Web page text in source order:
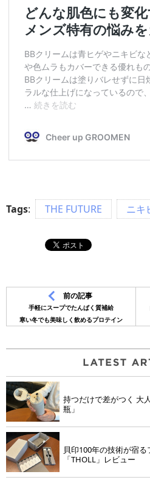
Tags: THE FUTURE ニキ
前の記事
手軽にスープでたんぱく質補給
寒い冬でも美味しく飲めるプロテイン
持つだけで差がつく 大
瓶」
貝印100年の技術が宿
「THOLL」レビュー